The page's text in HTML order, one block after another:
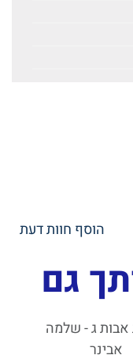
הוסף חוות דעת
גם
ג - שלמה
אבינר